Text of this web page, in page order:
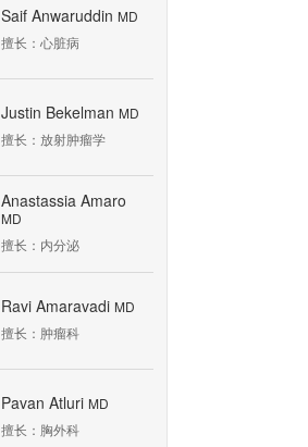
Saif Anwaruddin MD
擅长：心脏病
Justin Bekelman MD
擅长：放射肿瘤学
Anastassia Amaro
MD
擅长：内分泌
Ravi Amaravadi MD
擅长：肿瘤科
Pavan Atluri MD
擅长：胸外科